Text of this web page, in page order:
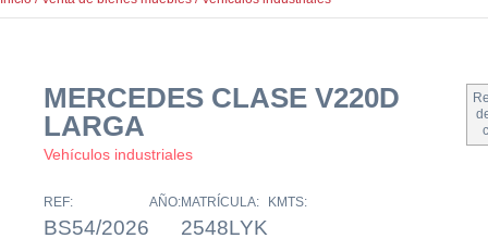
MERCEDES CLASE V220D
LARGA
Vehículos industriales
REF:
BS54/2026
AÑO:MATRÍCULA:
2548LYK
KMTS: